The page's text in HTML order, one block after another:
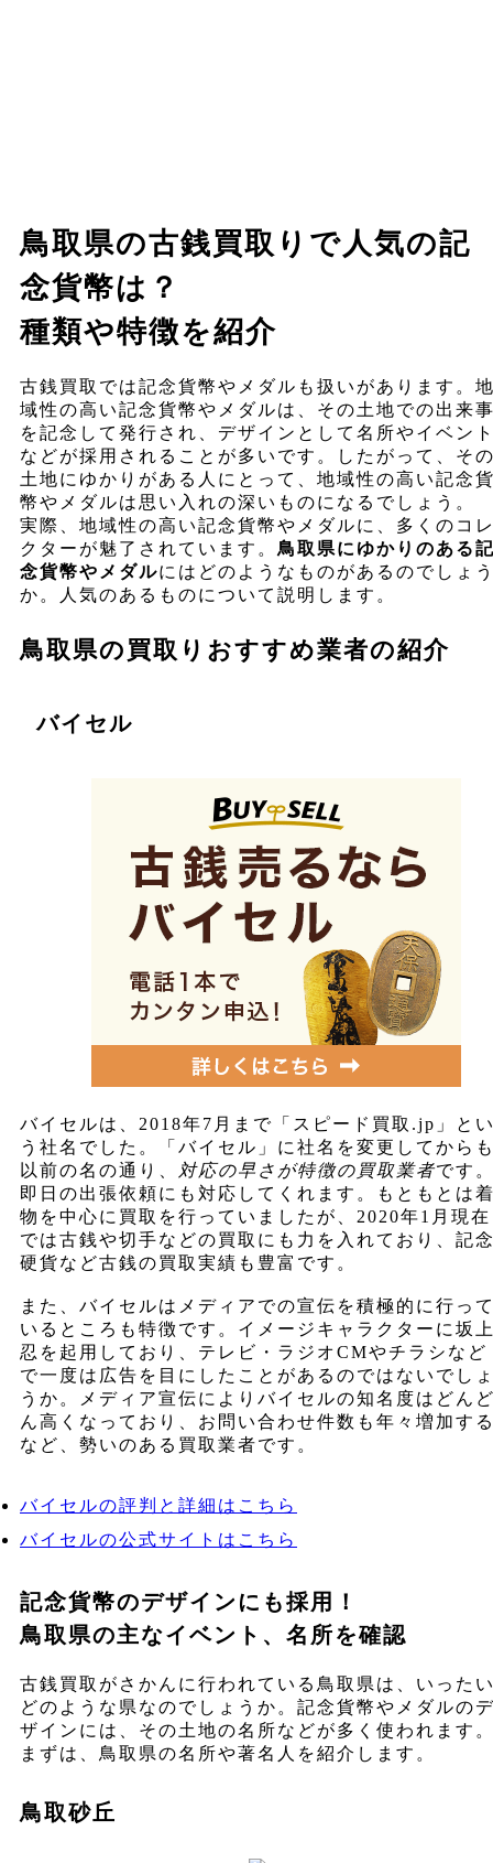
鳥取県の古銭買取りで人気の記
念貨幣は？
種類や特徴を紹介
古銭買取では記念貨幣やメダルも扱いがあります。
域性の高い記念貨幣やメダルは、その土地での出来
を記念して発行され、デザインとして名所やイベン
などが採用されることが多いです。したがって、そ
土地にゆかりがある人にとって、地域性の高い記念
幣やメダルは思い入れの深いものになるでしょう。
実際、地域性の高い記念貨幣やメダルに、多くのコ
クターが魅了されています。 鳥取県にゆかりのある
念貨幣やメダルにはどのようなものがあるのでしょ
か。人気のあるものについて説明します。
鳥取県の買取りおすすめ業者の紹介
バイセル
バイセルは、2018年7月まで「スピード買取.jp」と
う社名でした。「バイセル」に社名を変更してから
以前の名の通り、
対応の早さが特徴の買取業者です
即日の出張依頼にも対応してくれます。もともとは
物を中心に買取を行っていましたが、2020年1月現在
では古銭や切手などの買取にも力を入れており、記
硬貨など古銭の買取実績も豊富です。
また、バイセルはメディアでの宣伝を積極的に行っ
いるところも特徴です。イメージキャラクターに坂
忍を起用しており、テレビ・ラジオCMやチラシなど
で一度は広告を目にしたことがあるのではないでし
うか。メディア宣伝によりバイセルの知名度はどん
ん高くなっており、お問い合わせ件数も年々増加す
など、勢いのある買取業者です。
バイセルの評判と詳細はこちら
バイセルの公式サイトはこちら
記念貨幣のデザインにも採用！
鳥取県の主なイベント、名所を確認
古銭買取がさかんに行われている鳥取県は、いった
どのような県なのでしょうか。記念貨幣やメダルの
ザインには、その土地の名所などが多く使われます
まずは、鳥取県の名所や著名人を紹介します。
鳥取砂丘